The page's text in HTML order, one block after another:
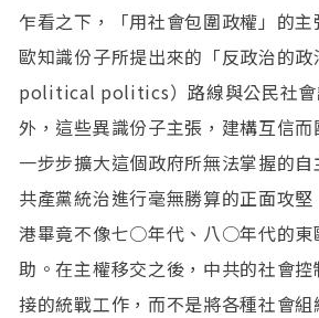
乍看之下，「用社會包圍政權」的
歐知識份子所提出來的「反政治的
political politics）路線與公民社會
外，這些異識份子主張，建構互信而
一步步擴大這個政府所無法掌握的
共產黨統治進行毫無勝算的正面攻
港畢竟不像七○年代、八○年代的東
助。在主權移交之後，中共的社會
接的統戰工作，而不是將各種社會